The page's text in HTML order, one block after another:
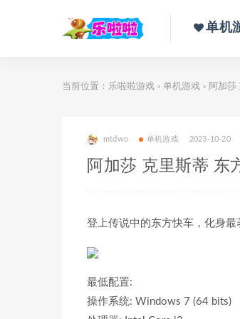
单机
当前位置： 乐啦啦游戏 > 单机游戏 > 阿加莎
mtdwo 单机游戏 2023-10-20
阿加莎 克里斯蒂 东
登上传说中的东方快车，化身最
最低配置:
操作系统: Windows 7 (64 bits)